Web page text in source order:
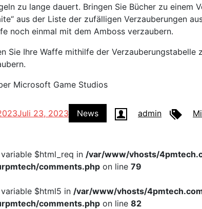
zu lange dauert. Bringen Sie Bücher zu einem
aus der Liste der zufälligen Verzauberungen
noch einmal mit dem Amboss verzaubern.
Sie Ihre Waffe mithilfe der Verzauberungstabelle
Microsoft Game Studios
Juli 23, 2023 News admin
$html_req in /var/www/vhosts/
comments.php on line 79
$html5 in /var/www/vhosts/
comments.php on line 82